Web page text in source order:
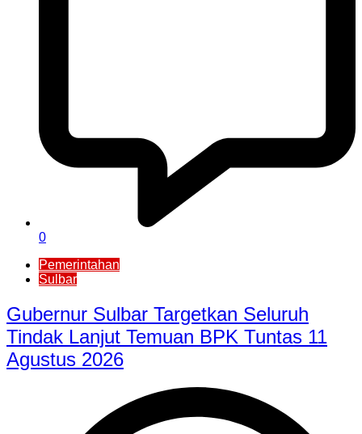
0
Pemerintahan
Sulbar
Gubernur Sulbar Targetkan Seluruh
Tindak Lanjut Temuan BPK Tuntas 11
Agustus 2026